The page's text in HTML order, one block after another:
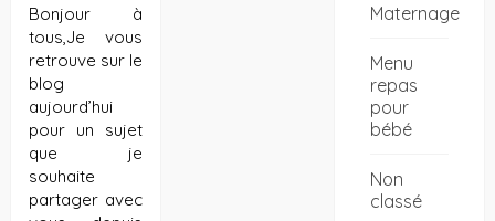
Bonjour à
tous,Je vous
retrouve sur le
blog
aujourd’hui
pour un sujet
que je
souhaite
partager avec
Maternage
Menu
repas
pour
bébé
Non
classé